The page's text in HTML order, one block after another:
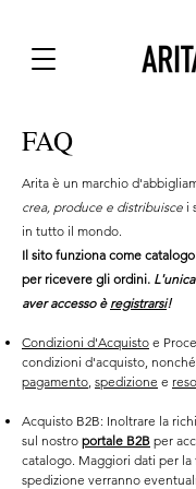
FAQ
Arita è un marchio
crea, produce e distribuisce i
in tutto il mondo.
Il sito funziona come
per ricevere gli ordini.
aver accesso è registrarsi!
Condizioni d'Acquisto e
condizioni d'acquisto,
pagamento spedizione e reso
Acquisto B2B: Inoltrare la
sul nostro portale B2B per
catalogo. Maggiori dati per la
spedizione verranno